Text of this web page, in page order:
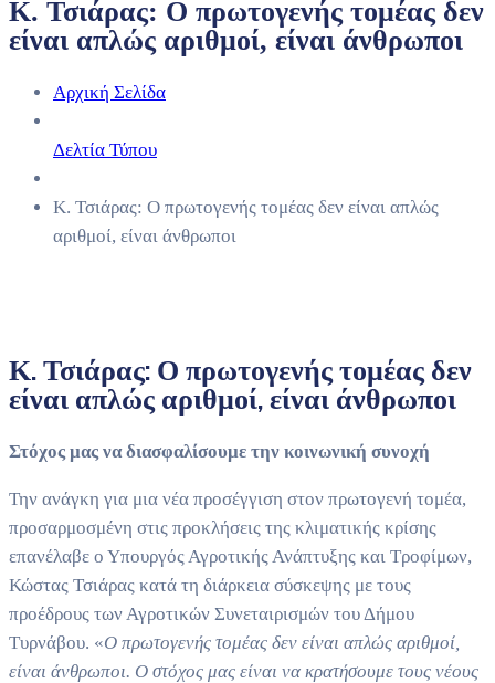
Κ. Τσιάρας: Ο πρωτογενής τομέας δεν
είναι απλώς αριθμοί, είναι άνθρωποι
Αρχική Σελίδα
Δελτία Τύπου
Κ. Τσιάρας: Ο πρωτογενής τομέας δεν είναι απλώς
αριθμοί, είναι άνθρωποι
Κ. Τσιάρας: Ο πρωτογενής τομέας δεν
είναι απλώς αριθμοί, είναι άνθρωποι
Στόχος μας να διασφαλίσουμε την κοινωνική συνοχή
Την ανάγκη για μια νέα προσέγγιση στον πρωτογενή τομέα,
προσαρμοσμένη στις προκλήσεις της κλιματικής κρίσης
επανέλαβε ο Υπουργός Αγροτικής Ανάπτυξης και Τροφίμων,
Κώστας Τσιάρας κατά τη διάρκεια σύσκεψης με τους
προέδρους των Αγροτικών Συνεταιρισμών του Δήμου
Τυρνάβου. «Ο πρωτογενής τομέας δεν είναι απλώς αριθμοί,
είναι άνθρωποι. Ο στόχος μας είναι να κρατήσουμε τους νέους